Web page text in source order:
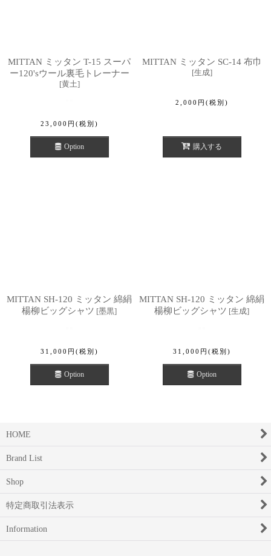
MITTAN ミッタン T-15 スーパ
ー120'sウール裏毛トレーナー
[黄土]
23,000 円 (税別)
Option
MITTAN ミッタン SC-14 布巾
[生成]
2,000 円 (税別)
購入する
MITTAN SH-120 ミッタン 綿絹
楊柳ビッグシャツ [墨黒]
31,000 円 (税別)
Option
MITTAN SH-120 ミッタン 綿絹
楊柳ビッグシャツ [生成]
31,000 円 (税別)
Option
HOME
Brand List
Shop
特定商取引法表示
Information